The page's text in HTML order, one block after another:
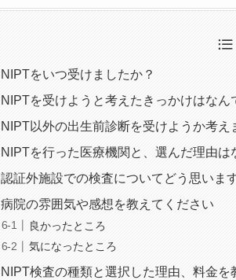
NIPTをいつ受けましたか？
NIPTを受けようと考えたきっかけはなん
NIPT以外の出生前診断を受けようか考え
NIPTを行った医療機関と、選んだ理由は
認証外施設での検査についてどう思いま
病院の雰囲気や感想を教えてください
良かったところ
気になったところ
NIPT検査の種類と選択した理由、料金を